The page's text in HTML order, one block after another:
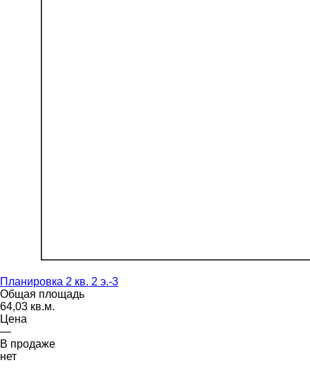
Планировка 2 кв. 2 э.-3
Общая площадь
64,03 кв.м.
Цена
—
В продаже
нет